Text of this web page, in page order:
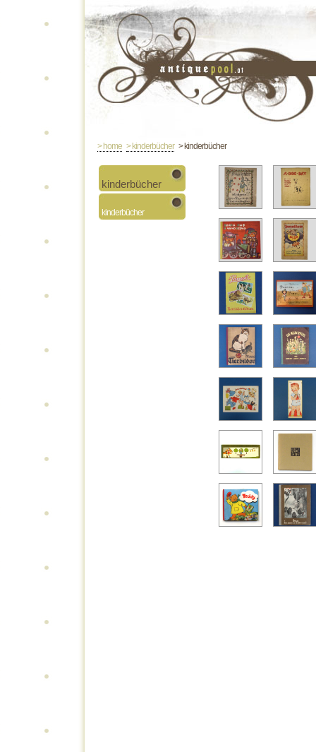
> home > kinderbücher> kinderbücher
kinderbücher
kinderbücher